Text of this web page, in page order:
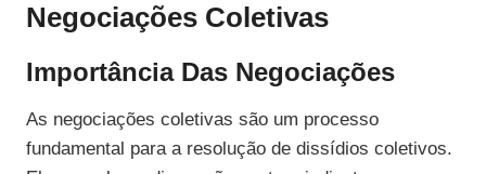
Negociações Coletivas
Importância Das Negociações
As negociações coletivas são um processo
fundamental para a resolução de dissídios coletivos.